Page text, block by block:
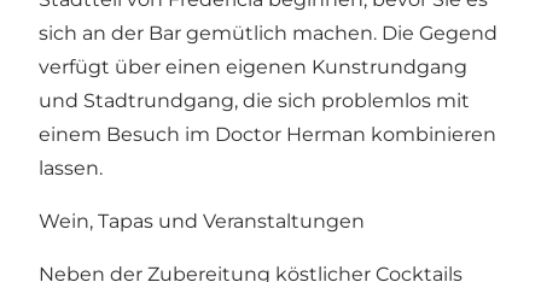
sich an der Bar gemütlich machen. Die Gegend
verfügt über einen eigenen Kunstrundgang
und Stadtrundgang, die sich problemlos mit
einem Besuch im Doctor Herman kombinieren
lassen.
Wein, Tapas und Veranstaltungen
Neben der Zubereitung köstlicher Cocktails